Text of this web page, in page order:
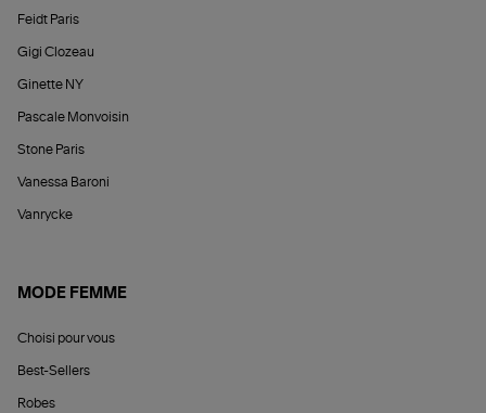
Feidt Paris
Gigi Clozeau
Ginette NY
Pascale Monvoisin
Stone Paris
Vanessa Baroni
Vanrycke
MODE FEMME
Choisi pour vous
Best-Sellers
Robes